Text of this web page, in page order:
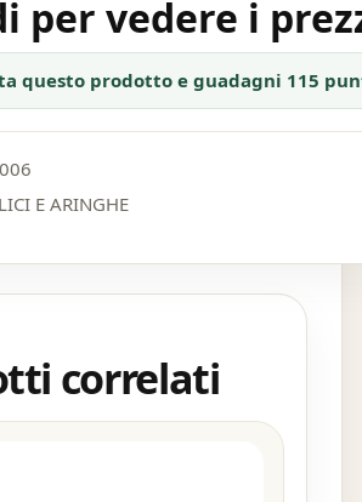
per vedere i
questo prodotto e guadagni 115
E ARINGHE
correlati